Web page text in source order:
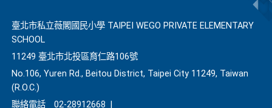
臺北市私立薇閣國民小學 TAIPEI WEGO PRIVATE ELEMENTARY
SCHOOL
11249 臺北市北投區育仁路106號
No.106, Yuren Rd., Beitou District, Taipei City 11249, Taiwan
(R.O.C.)
聯絡電話
02-28912668